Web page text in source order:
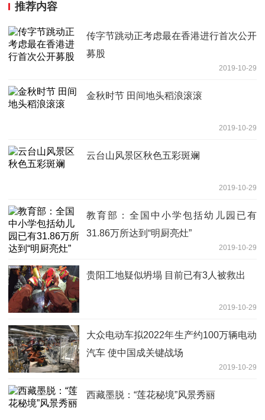
推荐内容
传字节跳动正考虑最在香港进行首次公开
募股
2019-10-29
金秋时节 田间地头稻浪滚滚
2019-10-29
云台山风景区秋色五彩斑斓
2019-10-29
教育部：全国中小学包括幼儿园已有
31.86万所达到“明厨亮灶”
2019-10-29
贵阳工地疑似坍塌 目前已有3人被救出
2019-10-29
大众电动车拟2022年生产约100万辆电动
汽车 使中国成关键战场
2019-10-29
西藏墨脱：“莲花秘境”风景秀丽